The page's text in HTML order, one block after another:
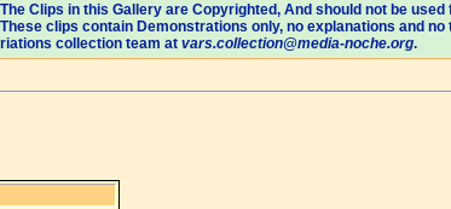
Clips in this Gallery are Copyrighted, And should not be
clips contain Demonstrations only, no explanations and
collection team at vars.collection@media-noche.org.